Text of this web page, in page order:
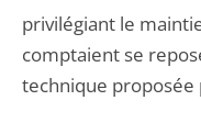
privilégiant le
comptaient se
technique proposée